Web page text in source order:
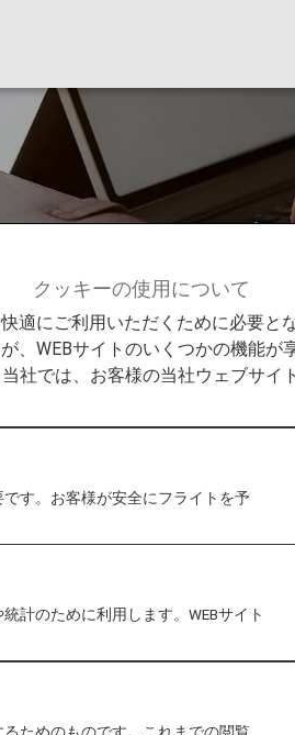
いて(国際
の国際線予約・購入について
国際航空券）
空券名が一致しないとご搭乗い
さい。​
クッキーの使用について
適にご利用いただくために必要
、WEBサイトのいくつかの機能
社では、お客様の当社ウェブサ
す。お客様が安全にフライトを予
計のために利用します。WEBサイト
ためのものです。これまでの閲覧